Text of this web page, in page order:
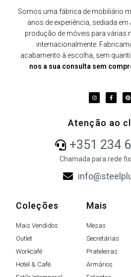
Somos uma fábrica de mobiliário
anos de experiência, sediada
produção de móveis para várias
internacionalmente.
acabamento à escolha, sem
nos a sua consulta sem
Atenção ao
+351 234
Chamada para rede
Coleções
Mais Vendidos
Outlet
Workcafé
Hotel & Café
Mais
Mesas
Secretárias
Prateleiras
Armários